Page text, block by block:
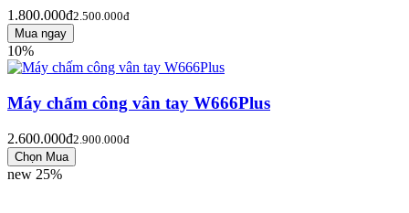
1.800.000đ2.500.000đ
10%
Máy chấm công vân tay W666Plus
2.600.000đ2.900.000đ
new 25%